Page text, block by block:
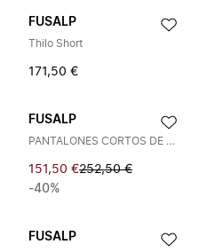
FUSALP
Thilo Short
171,50 €
FUSALP
PANTALONES CORTOS DE ALGODÓN
151,50 €252,50 €
-40%
FUSALP